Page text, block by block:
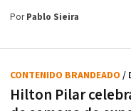
PorPablo Sieira
Hilton Pilar
CONTENIDO BRANDEADO /